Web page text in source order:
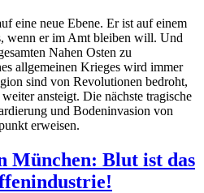
eine neue Ebene. Er ist auf einem
wenn er im Amt bleiben will. Und
Nahen Osten zu
allgemeinen Krieges wird immer
sind von Revolutionen bedroht,
ansteigt. Die nächste tragische
und Bodeninvasion von
erweisen.
München: Blut ist das